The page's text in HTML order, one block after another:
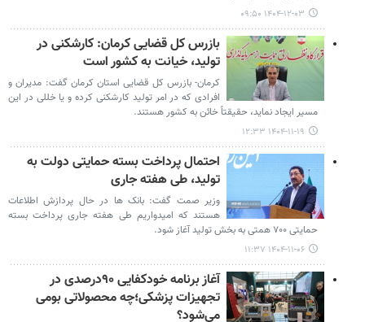
۱۴۰۴-۱۲-۰۳ ۰۹:۵۰
بازرس کل قضایی کرمان: کارشکنی در
تولید، خیانت به کشور است
کرمان- بازرس کل قضایی استان کرمان گفت: مدیران و
افرادی که در امر تولید کارشکنی کرده و یا خللی در این
مسیر ایجاد نماید، حقیقتاً خائن به کشور هستند.
۱۴۰۴-۱۱-۱۹ ۱۲:۳۳
احتمال پرداخت بسته حمایتی دولت به
تولید، طی هفته جاری
وزیر صمت گفت: بانک ها در حال پردازش اطلاعات
هستند که امیدواریم طی هفته جاری پرداخت بسته
حمایتی ۷۰۰ همتی به بخش تولید آغاز شود.
۱۴۰۴-۱۱-۰۶ ۱۱:۳۷
آغاز برنامه خودکفایی ۹۰درصدی در
تجهیزات پزشکی؛چه محصولاتی بومی
می‌شود؟